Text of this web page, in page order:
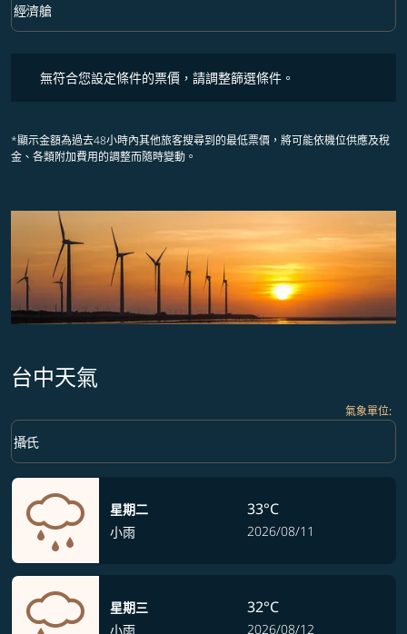
艙等 option 經濟艙 Selected
經濟艙
keyboard_arrow_down
無符合您設定條件的票價，請調整篩選條件。
*顯示金額為過去48小時內其他旅客搜尋到的最低票價，將可能依機位供應及稅
金、各類附加費用的調整而隨時變動。
台中天氣
氣象單位:
Weather unit option 攝氏 Selected
攝氏
keyboard_arrow_down
星期二
小雨
33°C
2026/08/11
星期三
小雨
32°C
2026/08/12